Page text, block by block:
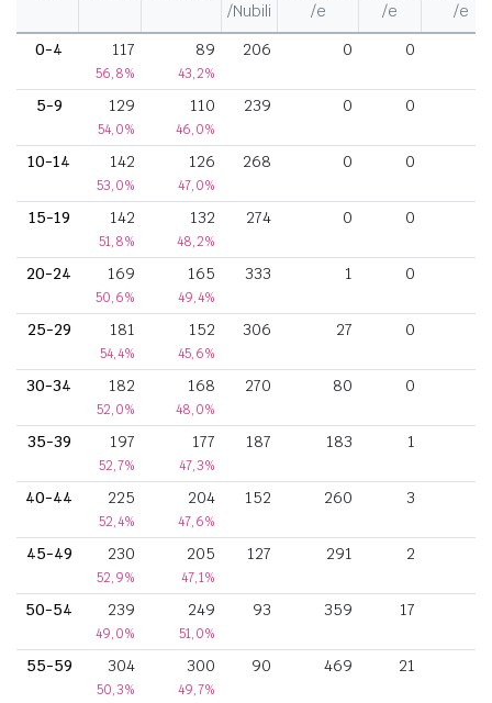
/Nubili
/e
/e
/e
0-4
117
56,8%
89
43,2%
206 0 0
5-9 129
54,0%
110
46,0%
239 0 0
10-14 142
53,0%
126
47,0%
268 0 0
15-19 142
51,8%
132
48,2%
274 0 0
20-24 169
50,6%
165
49,4%
333 1 0
25-29 181
54,4%
152
45,6%
306 27 0
30-34 182
52,0%
168
48,0%
270 80 0
35-39 197
52,7%
177
47,3%
187 183 1
40-44 225
52,4%
204
47,6%
152 260 3
45-49 230
52,9%
205
47,1%
127 291 2
50-54 239
49,0%
249
51,0%
93 359 17
55-59 304
50,3%
300
49,7%
90 469 21